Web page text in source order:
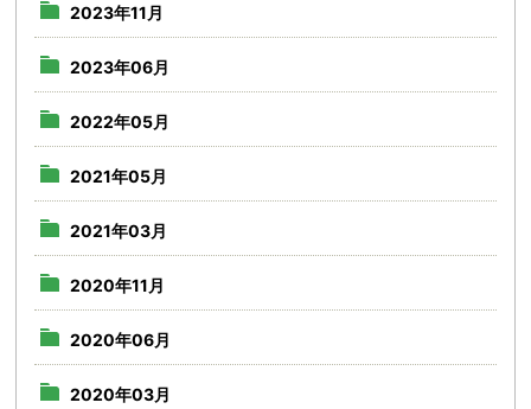
2023年11月
2023年06月
2022年05月
2021年05月
2021年03月
2020年11月
2020年06月
2020年03月